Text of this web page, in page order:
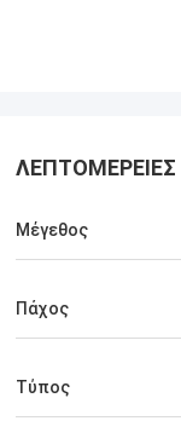
ΛΕΠΤΟΜΈΡΕΙΕΣ
Μέγεθος
Πάχος
Τύπος